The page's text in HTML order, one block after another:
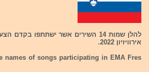
להלן שמות 14 השירים אשר ישתתפו
אירוויזיון 2022.
names of songs participating in EMA Fres